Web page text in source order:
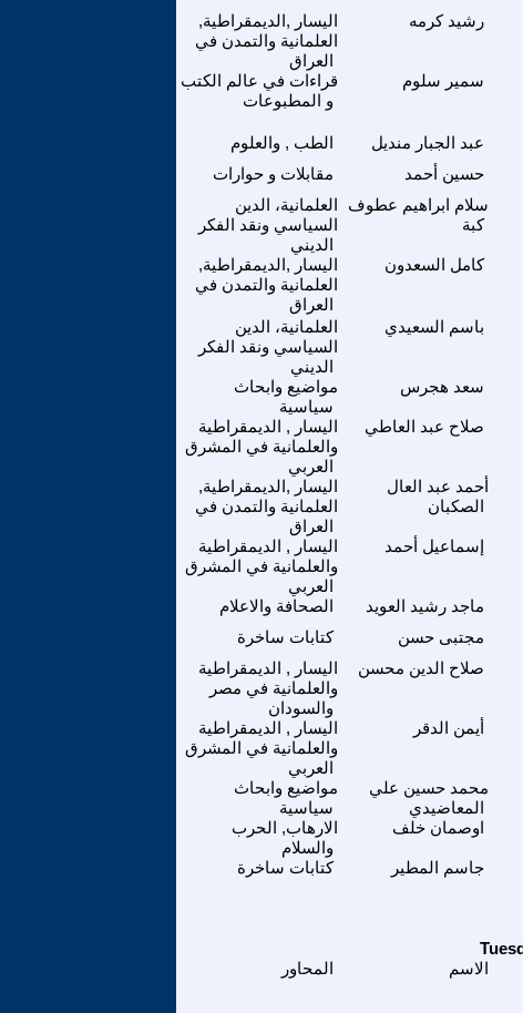
اليسار ,الديمقراطية,
العلمانية والتمدن في
العراق
رشيد كرمه
قراءات في عالم الكتب
و المطبوعات
سمير سلوم
الطب , والعلوم عبد الجبار منديل
مقابلات و حوارات
حسين أحمد
العلمانية، الدين
السياسي ونقد الفكر
الديني
سلام ابراهيم عطوف
كبة
اليسار ,الديمقراطية,
العلمانية والتمدن في
العراق
كامل السعدون
العلمانية، الدين
السياسي ونقد الفكر
الديني
باسم السعيدي
مواضيع وابحاث
سياسية
سعد هجرس
اليسار , الديمقراطية
والعلمانية في المشرق
العربي
صلاح عبد العاطي
اليسار ,الديمقراطية,
العلمانية والتمدن في
العراق
أحمد عبد العال
الصكبان
اليسار , الديمقراطية
والعلمانية في المشرق
العربي
إسماعيل أحمد
الصحافة والاعلام ماجد رشيد العويد
كتابات ساخرة
مجتبى حسن
اليسار , الديمقراطية
والعلمانية في مصر
والسودان
صلاح الدين محسن
اليسار , الديمقراطية
والعلمانية في المشرق
العربي
أيمن الدقر
مواضيع وابحاث
سياسية
محمد حسين علي
المعاضيدي
الارهاب, الحرب
والسلام
اوصمان خلف
كتابات ساخرة جاسم المطير
الاسم